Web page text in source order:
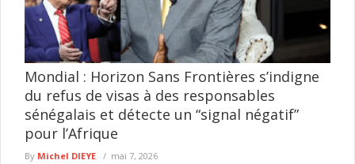
Mondial : Horizon Sans Frontières s’indigne
du refus de visas à des responsables
sénégalais et détecte un “signal négatif”
pour l’Afrique
By Michel DIEYE mai 7, 2026